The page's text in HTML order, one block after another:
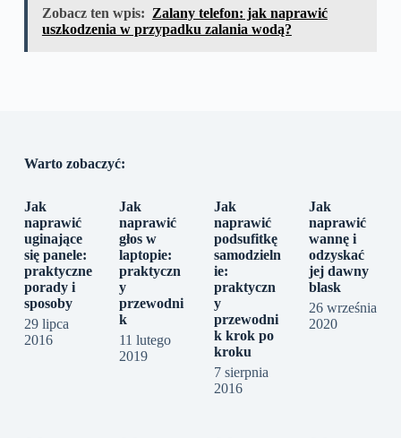
Zobacz ten wpis: Zalany telefon: jak naprawić
uszkodzenia w przypadku zalania wodą?
Warto zobaczyć:
Jak
naprawić
uginające
się panele:
praktyczne
porady i
sposoby
29 lipca
2016
Jak
naprawić
głos w
laptopie:
praktyczn
y
przewodni
k
11 lutego
2019
Jak
naprawić
podsufitkę
samodzieln
ie:
praktyczn
y
przewodni
k krok po
kroku
7 sierpnia
2016
Jak
naprawić
wannę i
odzyskać
jej dawny
blask
26 września
2020